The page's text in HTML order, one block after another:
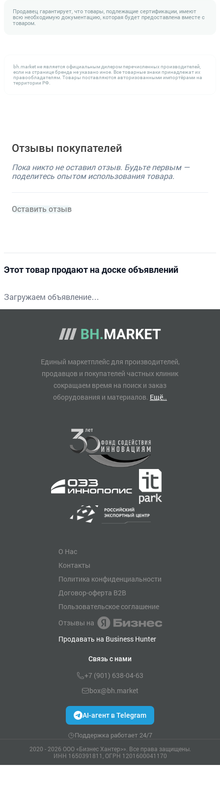
Продавец гарантирует, что товары, подлежащие сертификации, имеют
всю необходимую документацию, которая будет предоставлена вместе с
товаром.
bh.market не является официальным дилером перечисленных производителей,
если на странице бренда не указано иное. Все товарные знаки принадлежат их
правообладателям. Товары поставляются авторизованными импортёрами на
территории РФ.
Отзывы покупателей
Пока никто не оставил отзыв. Будьте первым —
поделитесь опытом использования товара.
Оставить отзыв
Этот товар продают на доске объявлений
Загружаем объявление…
Единый маркетплейс для производителей,
продавцов и покупателей частных клиник
сокращаем время на поиск и заказ
оборудования и материалов. Ещё..
О Нас
Контакты
Политика конфиденциальности
Договор-оферта B2B
Пользовательское соглашение
Отзывы на
Продавать на Business Hunter
Связь с нами
+7 (901) 638-04-63
box@bh.market
AI-агент в Telegram
Поддержка работает 24/7
2020 - 2026 ООО «Бизнес Хантер>». Все права защищены.
ИНН 1650391811, ОГРН 1201600041170